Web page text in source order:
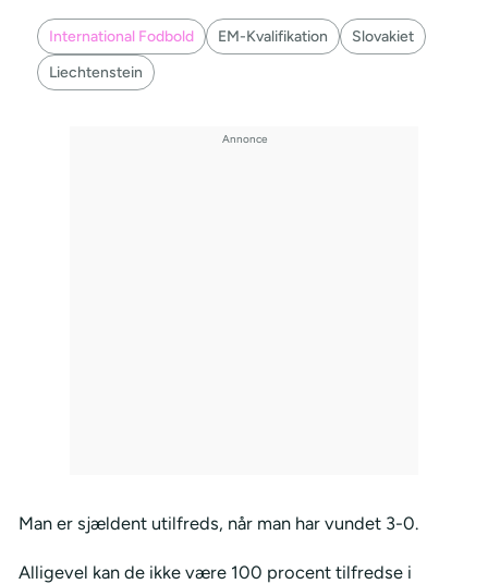
International Fodbold EM-Kvalifikation
Slovakiet
Liechtenstein
Man er sjældent utilfreds, når man har vundet 3-0.
Alligevel kan de ikke være 100 procent tilfredse i